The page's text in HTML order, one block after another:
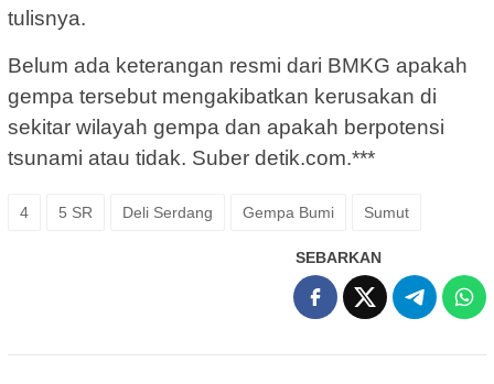
tulisnya.
Belum ada keterangan resmi dari BMKG apakah
gempa tersebut mengakibatkan kerusakan di
sekitar wilayah gempa dan apakah berpotensi
tsunami atau tidak. Suber detik.com.***
4 5 SR Deli Serdang Gempa Bumi Sumut
SEBARKAN